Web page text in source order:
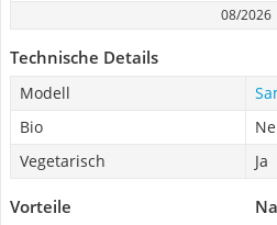
08/2026
Technische Details
Modell
Bio
Vegetarisch
Ja
Vorteile